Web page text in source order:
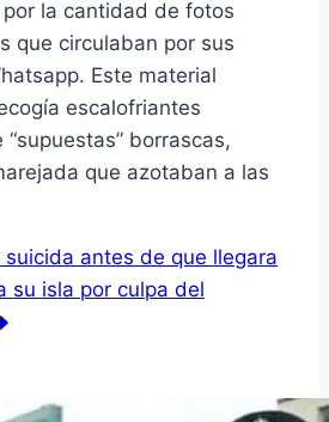
la cantidad de fotos
que circulaban por sus
Este material
escalofriantes
borrascas,
que azotaban a las
suicida antes de que llegara
su isla por culpa del